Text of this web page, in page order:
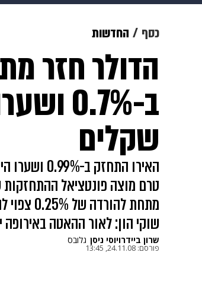
משפט
כסף החדשות
שקלים
טרם מוצה פונטציאל ההתחזקות
מתחת
שוקי הון: לאור ההאטה
שרון ביידרויוסי ניסן גלובס
פורסם: 24.11.08, 13:45